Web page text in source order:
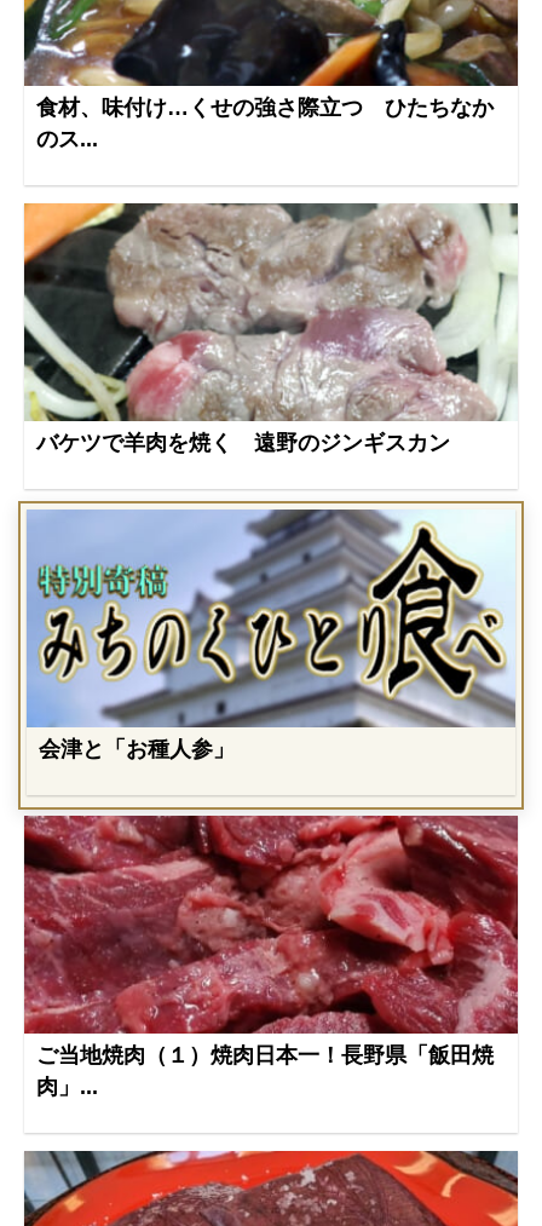
食材、味付け…くせの強さ際立つ ひたちなか
のス...
バケツで羊肉を焼く 遠野のジンギスカン
会津と「お種人参」
ご当地焼肉（１）焼肉日本一！長野県「飯田焼
肉」...